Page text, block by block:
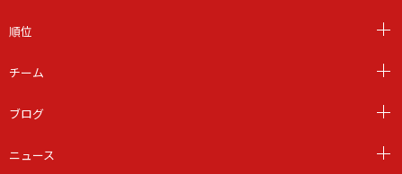
順位
チーム
ブログ
ニュース